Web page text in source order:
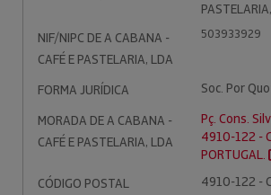
NIF/NIPC DE A CABANA -
CAFÉ E PASTELARIA, LDA
503933929
FORMA JURÍDICA
Soc. Por
MORADA DE A CABANA -
CAFÉ E PASTELARIA, LDA
Pç. Cons.
4910-122 -
PORTUGAL.
CÓDIGO POSTAL
4910-122 -